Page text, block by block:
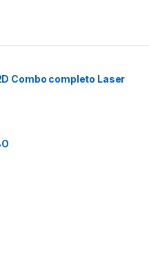
Combo completo Laser